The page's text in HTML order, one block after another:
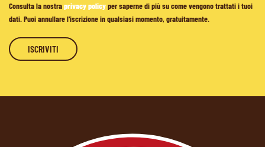
Consulta la nostraprivacy policyper saperne di più su come vengono trattati i tuoi
dati. Puoi annullare l'iscrizione in qualsiasi momento, gratuitamente.